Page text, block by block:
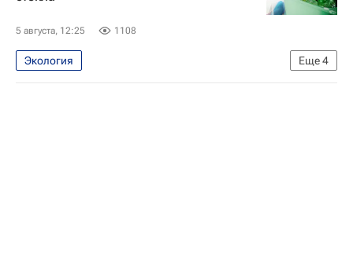
Сколковский институт науки и технологий
Нефть
Экологическое благополучие
5 августа, 12:25 1108
Еще4
Экология
Москва Сегодня: мегаполис для жизни